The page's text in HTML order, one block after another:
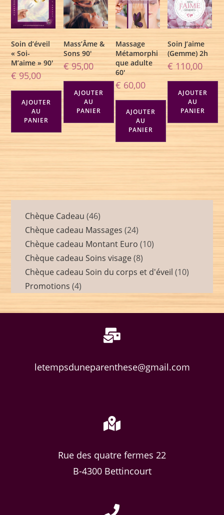
Soin d’éveil
« Soi-
M’aime » 90′
€95,00
AJOUTER
AU
PANIER
Mass’Âme &
Sons 90′
€95,00
AJOUTER
AU
PANIER
Massage
Métamorphi
que adulte
60′
€ 60,00
AJOUTER
AU
PANIER
Soin J’aime
(Gemme) 2h
€110,00
AJOUTER
AU
PANIER
Chèque Cadeau 46
Chèque cadeau Massages 24
Chèque cadeau Montant Euro 10
Chèque cadeau Soins visage 8
Chèque cadeau Soin du corps et d'éveil 10
Promotions 4
letempsduneparenthese@gmail.com
Rue des quatre fermes 22
B-4300 Bettincourt